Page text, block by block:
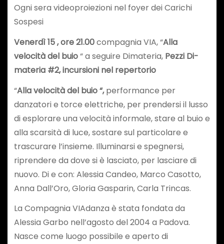
Ogni sera videoproiezioni nel foyer dei Carichi
Sospesi
Venerdì 15 , ore 21.00compagnia VIA, “Alla
velocità del buio“ a seguire Dimateria,Pezzi Di-
materia #2, incursioni nel repertorio
“Alla velocità del buio “,performance per
danzatori e torce elettriche, per prendersi il lusso
di esplorare una velocità informale, stare al buio e
alla scarsità di luce, sostare sul particolare e
trascurare l’insieme. Illuminarsi e spegnersi,
riprendere da dove si è lasciato, per lasciare di
nuovo. Di e con: Alessia Candeo, Marco Casotto,
Anna Dall’Oro, Gloria Gasparin, Carla Trincas.
La Compagnia VIAdanza è stata fondata da
Alessia Garbo nell’agosto del 2004 a Padova.
Nasce come luogo possibile e aperto di